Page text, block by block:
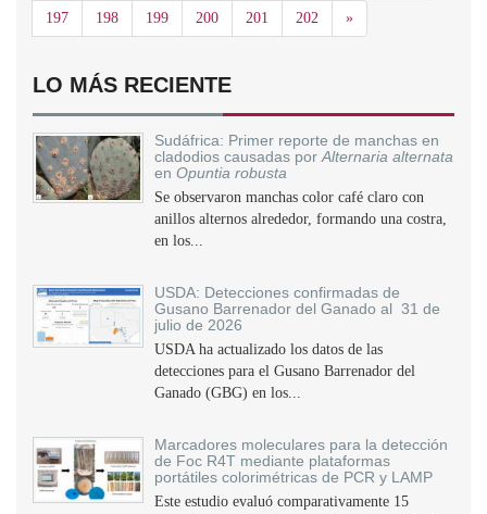
197 198 199 200 201 202 »Siguiente
LO MÁS RECIENTE
Sudáfrica: Primer reporte de manchas en
cladodios causadas por Alternaria alternata
en Opuntia robusta
Se observaron manchas color café claro con
anillos alternos alrededor, formando una costra,
en los...
USDA: Detecciones confirmadas de
Gusano Barrenador del Ganado al 31 de
julio de 2026
USDA ha actualizado los datos de las
detecciones para el Gusano Barrenador del
Ganado (GBG) en los...
Marcadores moleculares para la detección
de Foc R4T mediante plataformas
portátiles colorimétricas de PCR y LAMP
Este estudio evaluó comparativamente 15